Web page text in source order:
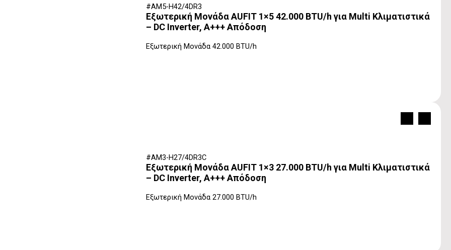
#AM5-H42/4DR3
Εξωτερική Μονάδα AUFIT 1×5 42.000 BTU/h για Multi Κλιματιστικά
– DC Inverter, A+++ Απόδοση
Εξωτερική Μονάδα 42.000 BTU/h
#AM3-H27/4DR3C
Εξωτερική Μονάδα AUFIT 1×3 27.000 BTU/h για Multi Κλιματιστικά
– DC Inverter, A+++ Απόδοση
Εξωτερική Μονάδα 27.000 BTU/h